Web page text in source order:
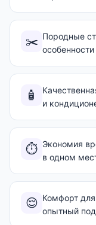
✂️ Породные
🧴
и
⏱️ Экономия
в одном
😌 Комфорт
опытный